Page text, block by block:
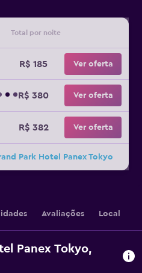
Total por noite
R$ 185 Ver oferta
R$ 380 Ver oferta
R$ 382 Ver oferta
Park Hotel Panex Tokyo
Avaliações Local
Panex Tokyo,